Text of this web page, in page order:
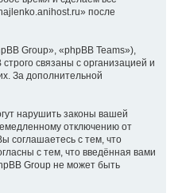
после
Group», «phpBB Teams»),
связаны с организацией и
За дополнительной
нарушить законы вашей
отключению от
соглашаетесь с тем, что
с тем, что введённая вами
Group не может быть